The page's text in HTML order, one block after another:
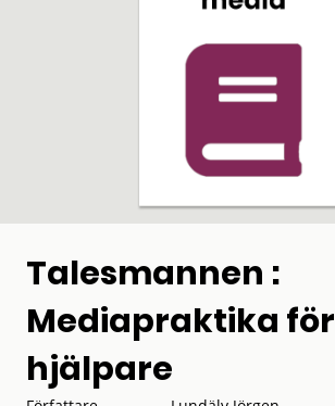
Talesmannen :
Mediapraktika för
hjälpare